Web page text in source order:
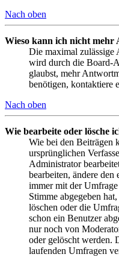
Nach oben
Wieso kann ich nicht mehr
Die maximal
wird durch die Board-
glaubst, mehr
benötigen, kontaktiere
Nach oben
Wie bearbeite oder lösche
Wie bei den Beiträgen
ursprünglichen
Administrator
bearbeiten, ändere den
immer mit der
Stimme abgegeben
löschen oder die
schon ein Benutzer
nur noch von
oder gelöscht werden.
laufenden Umfragen